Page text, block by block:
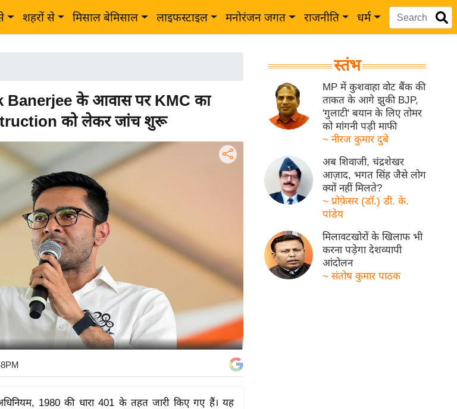
शहरों से मिसाल बेमिसाल लाइफस्टाइल मनोरंजन जगत राजनीति धर्म
Banerjee के आवास पर KMC का
को लेकर जांच शुरू
1980 की धारा 401 के तहत जारी किए गए हैं। यह
स्तंभ
MP में कुशवाहा वोट बैंक की
ताकत के आगे झुकी BJP,
'गुलाटी' बयान के लिए तोमर
को मांगनी पड़ी माफी
~ नीरज कुमार दुबे
अब शिवाजी, चंद्रशेखर
आज़ाद, भगत सिंह जैसे लोग
क्यों नहीं मिलते?
~ प्रोफ़ेसर (डॉ.) डी. के.
पांडेय
मिलावटखोरों के खिलाफ भी
करना पड़ेगा देशव्यापी
आंदोलन
~ संतोष कुमार पाठक